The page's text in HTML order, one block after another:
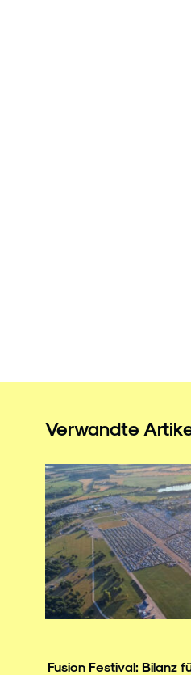
Verwandte
Fusion Festival: Bilanz